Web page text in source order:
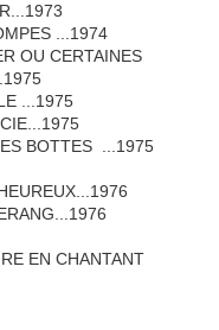
...1974
OU CERTAINES
...1975
CIE...1975
BOTTES ...1975
EN CHANTANT